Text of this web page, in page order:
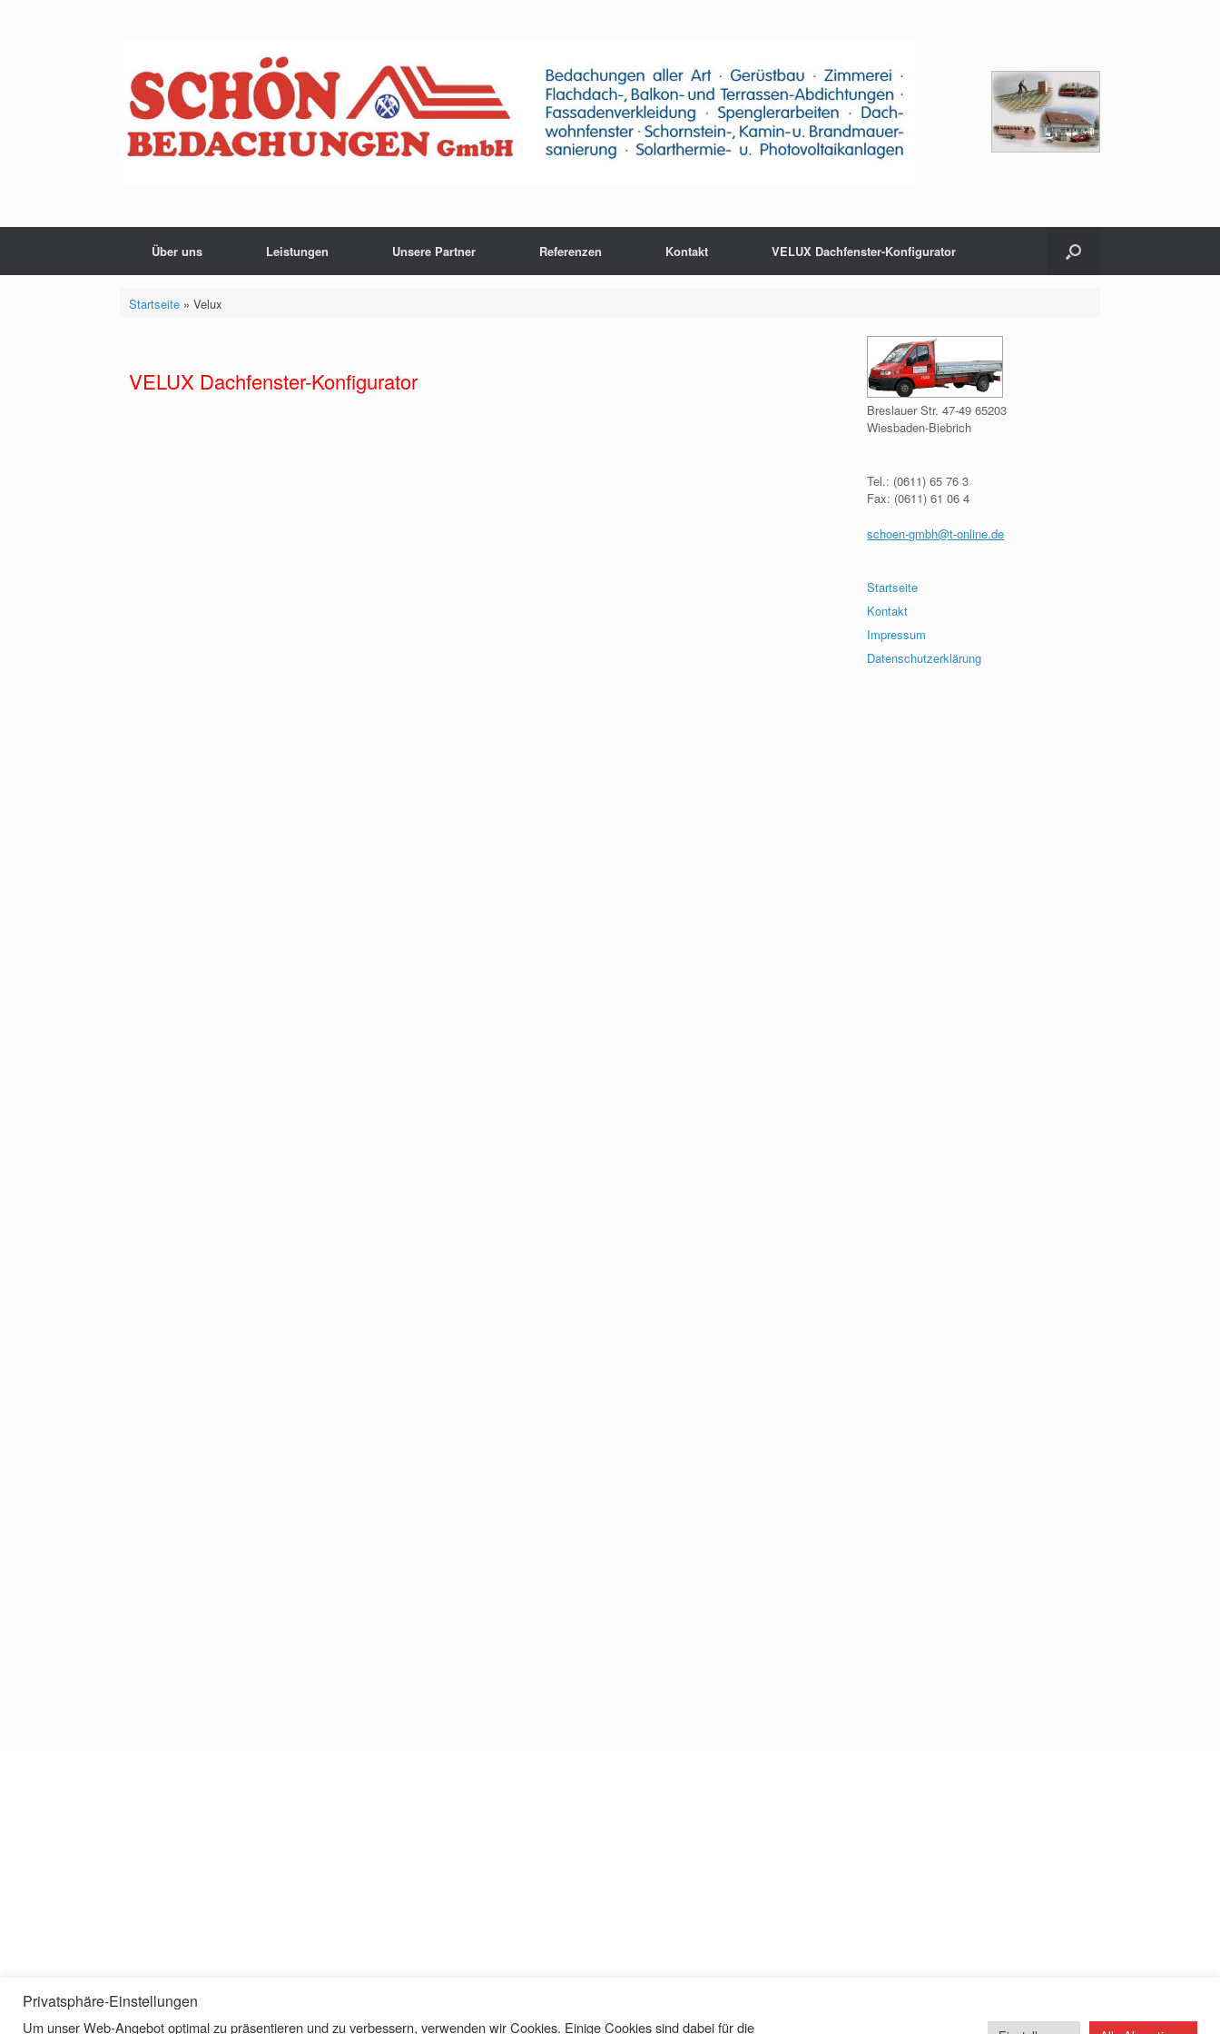
Über uns Leistungen Unsere Partner Referenzen Kontakt VELUX Dachfenster-Konfigurator
Startseite» Velux
VELUX Dachfenster-Konfigurator
Breslauer Str. 47-49 65203
Wiesbaden-Biebrich
Tel.: (0611) 65 76 3
Fax: (0611) 61 06 4
schoen-gmbh@t-online.de
Startseite
Kontakt
Impressum
Datenschutzerklärung
Privatsphäre-Einstellungen
Um unser Web-Angebot optimal zu präsentieren und zu verbessern, verwenden wir Cookies. Einige Cookies sind dabei für die